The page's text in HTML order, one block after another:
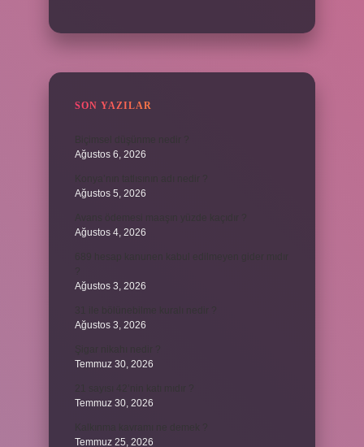
SON YAZILAR
Ağustos 6, 2026
Ağustos 5, 2026
Ağustos 4, 2026
Ağustos 3, 2026
Ağustos 3, 2026
Temmuz 30, 2026
Temmuz 30, 2026
Temmuz 25, 2026